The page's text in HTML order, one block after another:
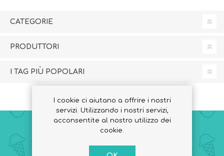
CATEGORIE
PRODUTTORI
I TAG PIÙ POPOLARI
RICEVI LA NEWSLETTER
I cookie ci aiutano a offrire i nostri
servizi. Utilizzando i nostri servizi,
acconsentite al nostro utilizzo dei
cookie.